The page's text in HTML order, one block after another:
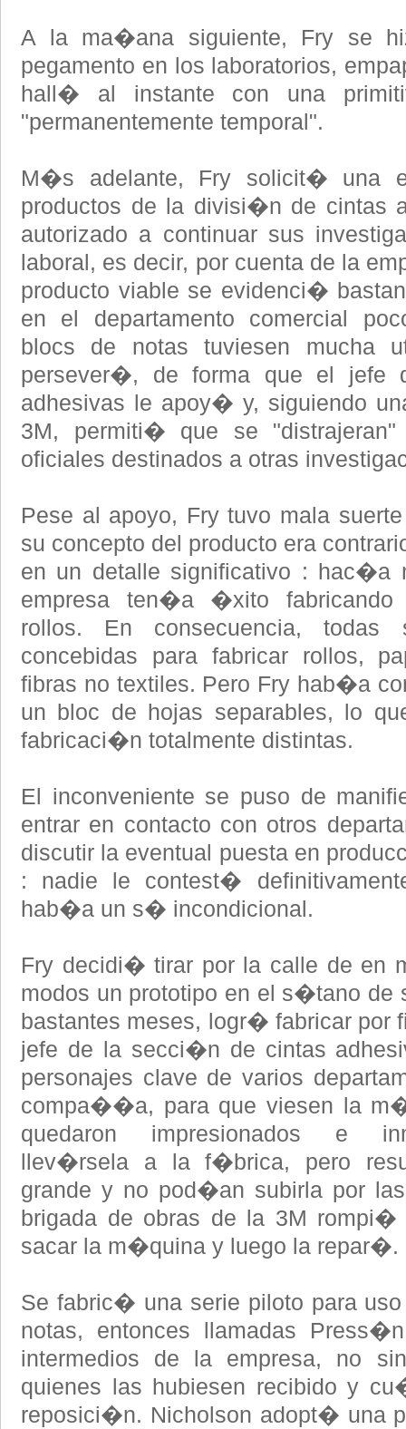
A la ma�ana siguiente, Fry se
pegamento en los laboratorios,
hall� al instante con una
"permanentemente temporal".
M�s adelante, Fry solicit� una
productos de la divisi�n de cintas
autorizado a continuar sus
laboral, es decir, por cuenta de la
producto viable se evidenci�
en el departamento comercial
blocs de notas tuviesen mucha
persever�, de forma que el jefe
adhesivas le apoy� y, siguiendo
3M, permiti� que se "distrajeran"
oficiales destinados a otras
Pese al apoyo, Fry tuvo mala
su concepto del producto era
en un detalle significativo :
empresa ten�a �xito fabricando
rollos. En consecuencia, todas
concebidas para fabricar rollos,
fibras no textiles. Pero Fry hab�a
un bloc de hojas separables, lo
fabricaci�n totalmente distintas.
El inconveniente se puso de
entrar en contacto con otros
discutir la eventual puesta en
: nadie le contest�
hab�a un s� incondicional.
Fry decidi� tirar por la calle de en
modos un prototipo en el s�tano de
bastantes meses, logr� fabricar por
jefe de la secci�n de cintas
personajes clave de varios
compa��a, para que viesen la
quedaron impresionados e
llev�rsela a la f�brica, pero
grande y no pod�an subirla por
brigada de obras de la 3M
sacar la m�quina y luego la repar�.
Se fabric� una serie piloto para
notas, entonces llamadas
intermedios de la empresa, no
quienes las hubiesen recibido y
reposici�n. Nicholson adopt� una